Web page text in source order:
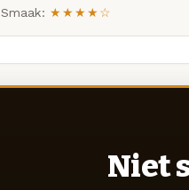
Smaak: ★★★★☆
Niet